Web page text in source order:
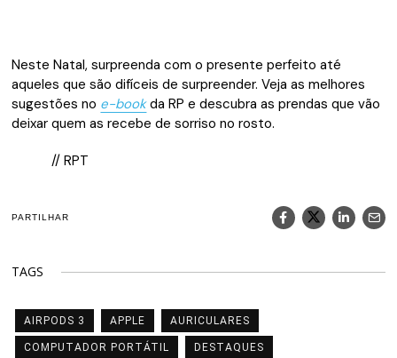
Neste Natal, surpreenda com o presente perfeito até
aqueles que são difíceis de surpreender. Veja as melhores
sugestões no e-bookda RP e descubra as prendas que vão
deixar quem as recebe de sorriso no rosto.
// RPT
PARTILHAR
TAGS
AIRPODS 3 APPLE AURICULARES
COMPUTADOR PORTÁTIL DESTAQUES